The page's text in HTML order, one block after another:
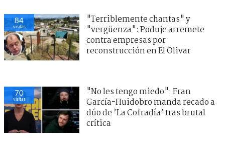
85
visitas
"Terriblemente chantas" y
"vergüenza": Poduje arremete
contra empresas por
reconstrucción en El Olivar
69
visitas
"No les tengo miedo": Fran
García-Huidobro manda recado a
dúo de ’La Cofradía’ tras brutal
crítica